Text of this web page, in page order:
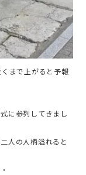
まで上がると予報
に参列してきまし
人の人柄溢れると